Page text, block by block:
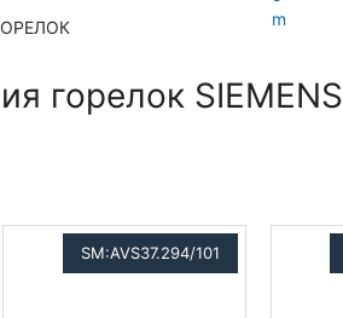
горелок SIEMENS
SM:AVS37.294/101